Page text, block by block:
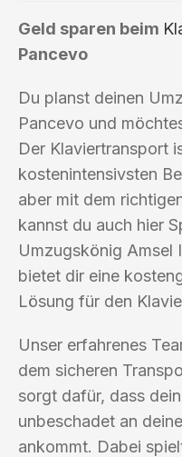
Geld sparen beim
Pancevo
Du planst deinen
Pancevo und
Der Klaviertransport
kostenintensivsten
aber mit dem
kannst du auch hier
Umzugskönig Amsel
bietet dir eine
Lösung für den
Unser erfahrenes
dem sicheren
sorgt dafür, dass
unbeschadet an
ankommt. Dabei